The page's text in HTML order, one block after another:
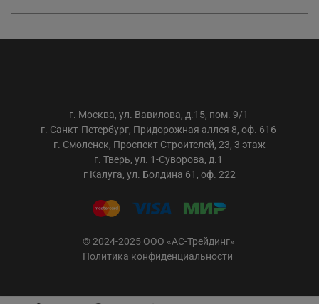
г. Москва, ул. Вавилова, д.15, пом. 9/1
г. Санкт-Петербург, Придорожная аллея 8, оф. 616
г. Смоленск, Проспект Строителей, 23, 3 этаж
г. Тверь, ул. 1-Суворова, д.1
г Калуга, ул. Болдина 61, оф. 222
© 2024-2025 ООО «АС-Трейдинг»
Политика конфиденциальности